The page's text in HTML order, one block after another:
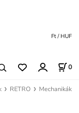
0
Ft / HUF
RETRO
Mechanikák